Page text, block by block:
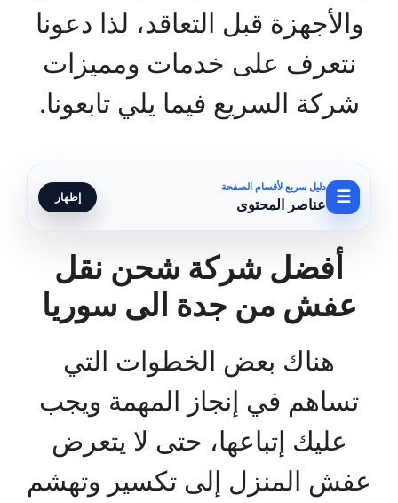
والأجهزة قبل التعاقد، لذا دعونا
نتعرف على خدمات ومميزات
شركة السريع فيما يلي تابعونا.
☰
دليل سريع لأقسام الصفحة
عناصر المحتوى
إظهار
أفضل شركة شحن نقل
عفش من جدة الى سوريا
هناك بعض الخطوات التي
تساهم في إنجاز المهمة ويجب
عليك إتباعها، حتى لا يتعرض
عفش المنزل إلى تكسير وتهشم